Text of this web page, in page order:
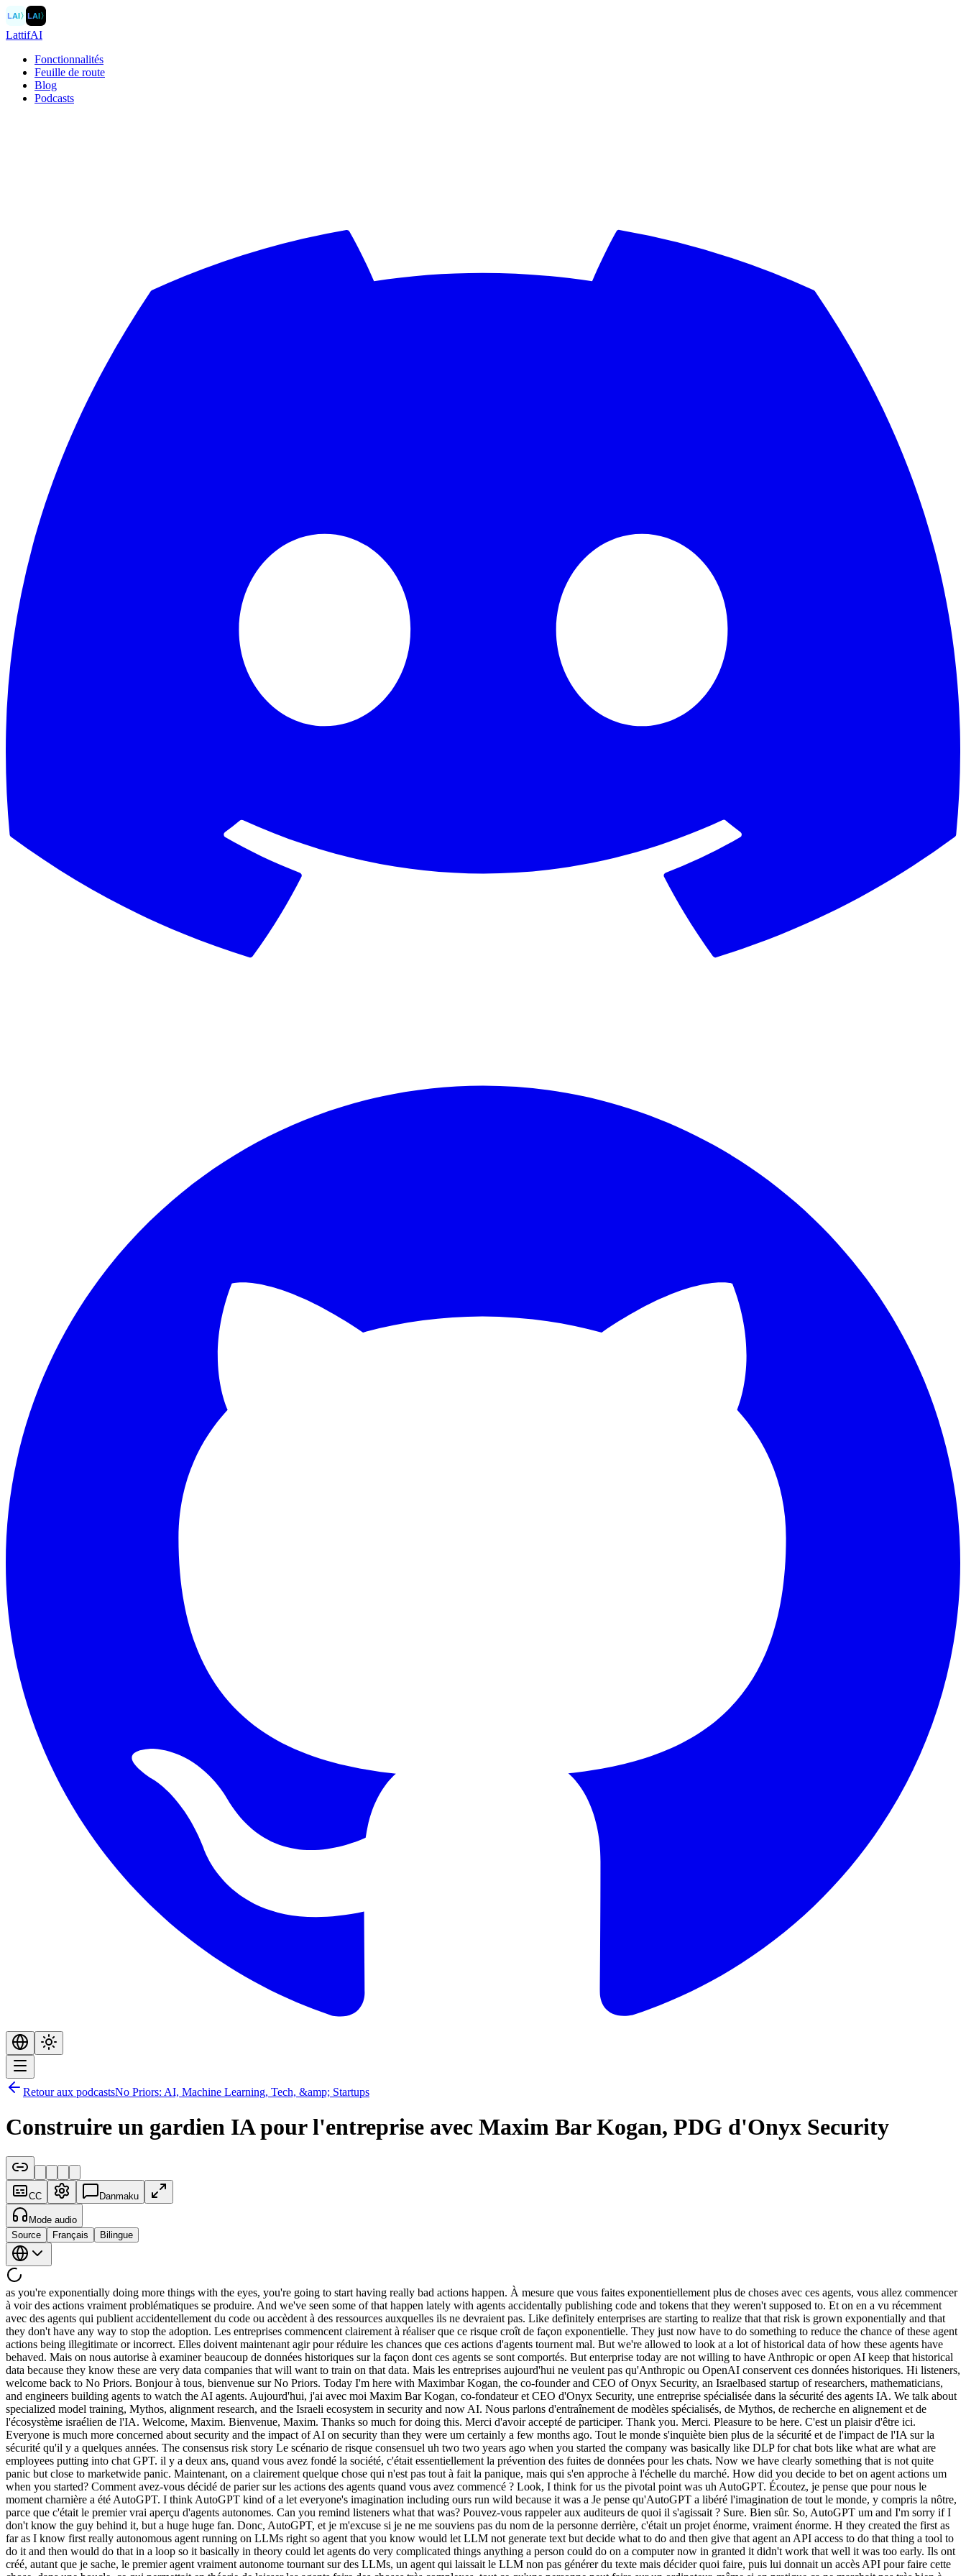
LAI〉LAI〉
LattifAI
Fonctionnalités
Feuille de route
Blog
Podcasts
Retour aux podcastsNo Priors: AI, Machine Learning, Tech, &amp; Startups
Construire un gardien IA pour l'entreprise avec Maxim Bar Kogan, PDG d'Onyx Security
CC Danmaku
Mode audio
Source
Français Bilingue
as you're exponentially doing more things with the eyes, you're going to start having really bad actions happen. À mesure que vous faites exponentiellement plus de choses avec ces agents, vous allez commencer à voir des actions vraiment problématiques se produire. And we've seen some of that happen lately with agents accidentally publishing code and tokens that they weren't supposed to. Et on en a vu récemment avec des agents qui publient accidentellement du code ou accèdent à des ressources auxquelles ils ne devraient pas. Like definitely enterprises are starting to realize that that risk is grown exponentially and that they don't have any way to stop the adoption. Les entreprises commencent clairement à réaliser que ce risque croît de façon exponentielle. They just now have to do something to reduce the chance of these agent actions being illegitimate or incorrect. Elles doivent maintenant agir pour réduire les chances que ces actions d'agents tournent mal. But we're allowed to look at a lot of historical data of how these agents have behaved. Mais on nous autorise à examiner beaucoup de données historiques sur la façon dont ces agents se sont comportés. But enterprise today are not willing to have Anthropic or open AI keep that historical data because they know these are very data companies that will want to train on that data. Mais les entreprises aujourd'hui ne veulent pas qu'Anthropic ou OpenAI conservent ces données historiques. Hi listeners, welcome back to No Priors. Bonjour à tous, bienvenue sur No Priors. Today I'm here with Maximbar Kogan, the co-founder and CEO of Onyx Security, an Israelbased startup of researchers, mathematicians, and engineers building agents to watch the AI agents. Aujourd'hui, j'ai avec moi Maxim Bar Kogan, co-fondateur et CEO d'Onyx Security, une entreprise spécialisée dans la sécurité des agents IA. We talk about specialized model training, Mythos, alignment research, and the Israeli ecosystem in security and now AI. Nous parlons d'entraînement de modèles spécialisés, de Mythos, de recherche en alignement et de l'écosystème israélien de l'IA. Welcome, Maxim. Bienvenue, Maxim. Thanks so much for doing this. Merci d'avoir accepté de participer. Thank you. Merci. Pleasure to be here. C'est un plaisir d'être ici. Everyone is much more concerned about security and the impact of AI on security than they were um certainly a few months ago. Tout le monde s'inquiète bien plus de la sécurité et de l'impact de l'IA sur la sécurité qu'il y a quelques années. The consensus risk story Le scénario de risque consensuel uh two two years ago when you started the company was basically like DLP for chat bots like what are what are employees putting into chat GPT. il y a deux ans, quand vous avez fondé la société, c'était essentiellement la prévention des fuites de données pour les chats. Now we have clearly something that is not quite panic but close to marketwide panic. Maintenant, on a clairement quelque chose qui n'est pas tout à fait la panique, mais qui s'en approche à l'échelle du marché. How did you decide to bet on agent actions um when you started? Comment avez-vous décidé de parier sur les actions des agents quand vous avez commencé ? Look, I think for us the pivotal point was uh AutoGPT. Écoutez, je pense que pour nous le moment charnière a été AutoGPT. I think AutoGPT kind of a let everyone's imagination including ours run wild because it was a Je pense qu'AutoGPT a libéré l'imagination de tout le monde, y compris la nôtre, parce que c'était le premier vrai aperçu d'agents autonomes. Can you remind listeners what that was? Pouvez-vous rappeler aux auditeurs de quoi il s'agissait ? Sure. Bien sûr. So, AutoGPT um and I'm sorry if I don't know the guy behind it, but a huge huge fan. Donc, AutoGPT, et je m'excuse si je ne me souviens pas du nom de la personne derrière, c'était un projet énorme, vraiment énorme. H they created the first as far as I know first really autonomous agent running on LLMs right so agent that you know would let LLM not generate text but decide what to do and then give that agent an API access to do that thing a tool to do it and then would do that in a loop so it basically in theory could let agents do very complicated things anything a person could do on a computer now in granted it didn't work that well it was too early. Ils ont créé, autant que je sache, le premier agent vraiment autonome tournant sur des LLMs, un agent qui laissait le LLM non pas générer du texte mais décider quoi faire, puis lui donnait un accès API pour faire cette chose, dans une boucle, ce qui permettait en théorie de laisser les agents faire des choses très complexes, tout ce qu'une personne peut faire sur un ordinateur, même si en pratique ça ne marchait pas très bien à l'époque. The models were not good enough. Les modèles n'étaient pas assez bons. GPT4 was not good enough. GPT-4 n'était pas assez bon. But I think it did give everyone a glimpse into the future of you know what if the models were good enough and then basically using that same structure we could have very capable agents doing stuff for us. Mais je pense que ça a donné à tout le monde un aperçu du futur : et si ces modèles étaient vraiment capables ? I think that was in many ways Claude Code today is not dissimilar to autograph back then. Je pense que Claude Code aujourd'hui n'est pas si différent d'AutoGPT, mais les modèles sont maintenant à la hauteur. I think they were a bit early on on again before the malls were ready but the concept was right and the thought that stickked with me was I was very IPL even back then. Je pense qu'ils étaient un peu trop en avance avant que les modèles soient prêts, mais le concept était là. So I was uh I was uh thinking oh my god malls are going to be way smarter than us when that happens. Donc je me disais, oh mon Dieu, les modèles vont être bien plus intelligents que nous. How do we oversee these very uh smart uh agents that are, you know, they're smarter than us? Comment supervise-t-on ces agents très intelligents qui, en fait, sont plus intelligents que nous ? They're very capable. Ils sont très capables. Uh how we're going to feel easy about them doing stuff for us, especially when they start managing really important stuff, you know, then one day they're managing your water supply and your electricity, your uh power grid, right? Comment allons-nous être à l'aise avec le fait qu'ils fassent des choses pour nous, surtout quand ils agissent dans le monde réel ? How do you control them? Comment les contrôle-t-on ? And that was like the thing I was kind of obsessed about that thought. C'était quelque chose dont j'étais obsédé. H I was also too early. J'étais aussi trop en avance. So I think at the time enterprises were not using any agents. À l'époque, les entreprises n'utilisaient aucun agent. Uh there were hardly any agents out there and and talking with a lot of security buds at the time they were like oh dude you're way too early like this is not uh something that's going to happen as you question. Il y avait à peine des agents disponibles, et en parlant avec beaucoup de professionnels de la sécurité, personne ne voyait encore le problème. I said is anyone going to do this before you run out of money? Je disais : est-ce que quelqu'un va faire ça avant que vous soyez à court d'argent ? And and I think there was a good chance that uh I would have run out of money before because I think you were right like I think it there was an element of chance here but then I think the market did happen. Et je pense qu'il y avait de bonnes chances que je sois à court d'argent avant que le marché arrive. So we had suddenly reasoning models that could do long horizon tasks. Puis soudain, on a eu des modèles de raisonnement capables de gérer des tâches longues. We had a Claude Code which became like the really first widely used autonomous agent and then we had co-work and Claude Code and and I think we're starting to see now that these types of agents that are very autonomous even though they're like uh everyone was afraid to build them. On a eu Claude Code, qui est devenu en quelque sorte le premier agent autonome vraiment largement utilisé. So everyone started building these low code platforms that were much more limited much more based on connectors. Tout le monde a commencé à construire ces plateformes low-code qui étaient bien plus limitées. H those platforms ended up being quite limited. Ces plateformes se sont avérées assez limitées. So that we didn't get the productivity gains from those limited platforms. On n'a donc pas obtenu les gains de productivité attendus de ces plateformes limitées. But when we started getting the crazy benefits from these very unleashed agents that could do everything that had much less controls baked into them and even very large enterprises decided they're going to adopt it. Mais quand on a commencé à voir les bénéfices extraordinaires de ces agents vraiment libérés, le marché a changé. You know like tropics revenue is coming from enterprises that are paying for Claude Code to do a lot of the work that developers used to do. Les revenus d'Anthropic proviennent d'entreprises qui paient pour Claude Code. That was a bit about kind of how we started and we definitely were in luck that very autonomous agents appeared uh before uh it was too late. C'était un peu l'histoire de nos débuts, et on a eu la chance que le marché arrive à point. So can you describe a little bit just because it's um I I think both uh close to impossible and then very useful in this period of AI to think about what is deployment right now and then you know what's changing about capability. Pouvez-vous décrire un peu, parce que c'est proche de beaucoup de gens mais aussi très loin, ce que fait le produit Onyx aujourd'hui ? What's the oneliner on what the Onyx product does today and then like how you think about long-term vision Quel est le résumé